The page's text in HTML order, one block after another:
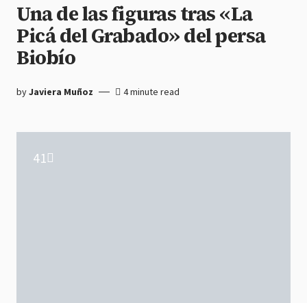
Una de las figuras tras «La
Picá del Grabado» del persa
Biobío
byJaviera Muñoz 4 minute read
41